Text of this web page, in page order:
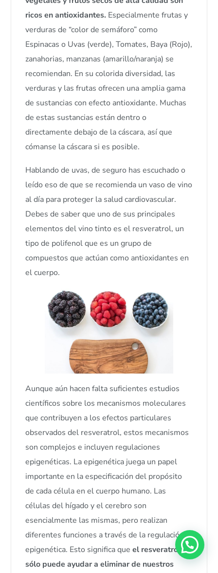
ricos en antioxidantes. Especialmente frutas y
verduras de “color de semáforo” como
Espinacas o Uvas (verde), Tomates, Baya (Rojo),
zanahorias, manzanas (amarillo/naranja) se
recomiendan. En su colorida diversidad, las
verduras y las frutas ofrecen una amplia gama
de sustancias con efecto antioxidante. Muchas
de estas sustancias están dentro o
directamente debajo de la cáscara, así que
cómanse la cáscara si es posible.
Hablando de uvas, de seguro has escuchado o
leído eso de que se recomienda un vaso de vino
al día para proteger la salud cardiovascular.
Debes de saber que uno de sus principales
elementos del vino tinto es el resveratrol, un
tipo de polifenol que es un grupo de
compuestos que actúan como antioxidantes en
el cuerpo.
Aunque aún hacen falta suficientes estudios
científicos sobre los mecanismos moleculares
que contribuyen a los efectos particulares
observados del resveratrol, estos mecanismos
son complejos e incluyen regulaciones
epigenéticas. La epigenética juega un papel
importante en la especificación del propósito
de cada célula en el cuerpo humano. Las
células del hígado y el cerebro son
esencialmente las mismas, pero realizan
diferentes funciones a través de la regulación
epigenética. Esto significa queel resveratrol no
sólo puede ayudar a eliminar de nuestros